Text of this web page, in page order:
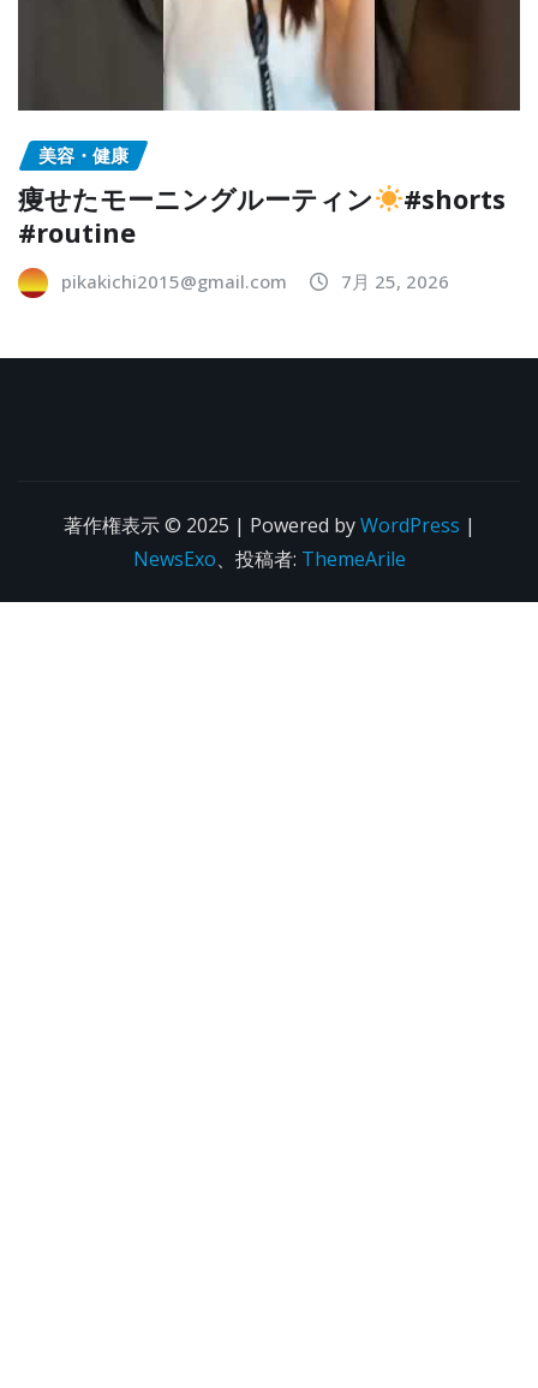
美容・健康
痩せたモーニングルーティン
#shorts
#routine
pikakichi2015@gmail.com 7月 25, 2026
著作権表示 © 2025 | Powered byWordPress |
NewsExo、投稿者: ThemeArile